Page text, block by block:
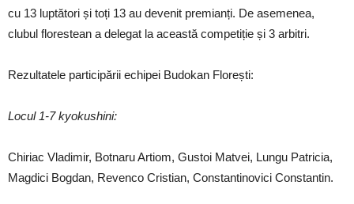
cu 13 luptători și toți 13 au devenit premianți. De asemenea,
clubul florestean a delegat la această competiție și 3 arbitri.
Rezultatele participării echipei Budokan Florești:
Locul 1-7 kyokushini:
Chiriac Vladimir, Botnaru Artiom, Gustoi Matvei, Lungu Patricia,
Magdici Bogdan, Revenco Cristian, Constantinovici Constantin.